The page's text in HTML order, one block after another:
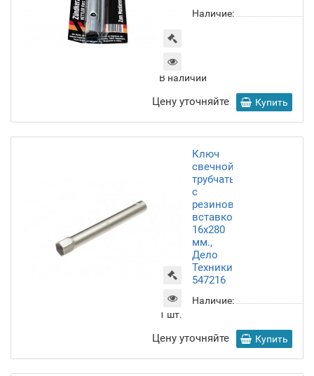
Наличие:
В наличии
Цену уточняйте Купить
Ключ
свечной
трубчатый
с
резиновой
вставкой
16х280
мм.,
Дело
Техники
547216
Наличие:
1 шт.
Цену уточняйте Купить